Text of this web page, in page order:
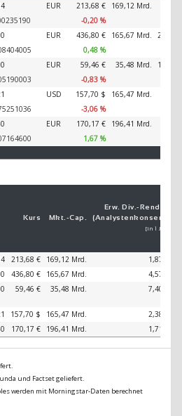
EUR 213,68 € 169,12 Mrd.
-0,20 %
EUR 436,80 € 165,67 Mrd.
0,48 %
EUR 59,46 € 35,48 Mrd.
-0,83 %
USD 157,70 $ 165,47 Mrd.
-3,06 %
EUR 170,17 € 196,41 Mrd.
1,67 %
Kurs Mkt.-Cap.
Erw. Div.- Ren­di­te
(Analystenkonsens)
[in 1 Jahr]
213,68 € 169,12 Mrd.
1,87 %
436,80 € 165,67 Mrd.
4,57 %
59,46 € 35,48 Mrd. 7,40 %
157,70 $ 165,47 Mrd.
2,38 %
170,17 € 196,41 Mrd. 1,71 %
und Factset geliefert.
werden mit Morningstar-Daten berechnet